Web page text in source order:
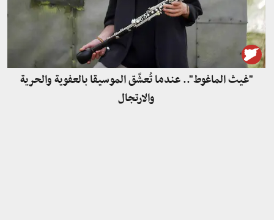
"غيث الماغوط".. عندما تُعشّق الموسيقا بالعفوية والحرية
والارتجال